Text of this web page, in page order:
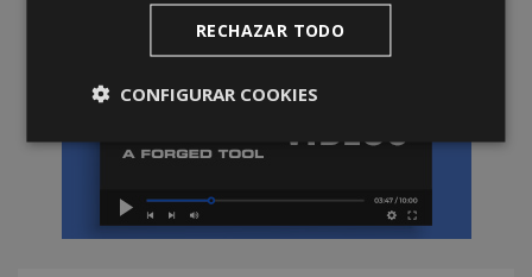
RECHAZAR TODO
CONFIGURAR COOKIES